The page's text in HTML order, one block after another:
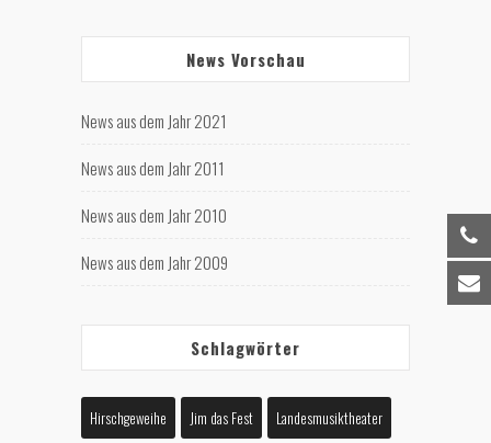
News Vorschau
News aus dem Jahr 2021
News aus dem Jahr 2011
News aus dem Jahr 2010
News aus dem Jahr 2009
Schlagwörter
Hirschgeweihe Jim das Fest Landesmusiktheater